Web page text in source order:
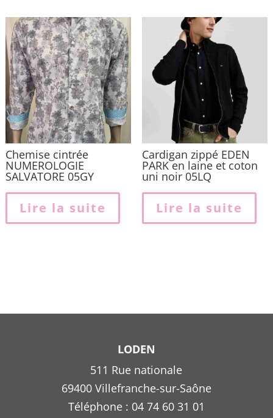
Chemise cintrée
NUMEROLOGIE
SALVATORE 05GY
Lire la suite
Cardigan zippé EDEN
PARK en laine et coton
uni noir 05LQ
Lire la suite
LODEN
511 Rue nationale
69400 Villefranche-sur-Saône
Téléphone : 04 74 60 31 01